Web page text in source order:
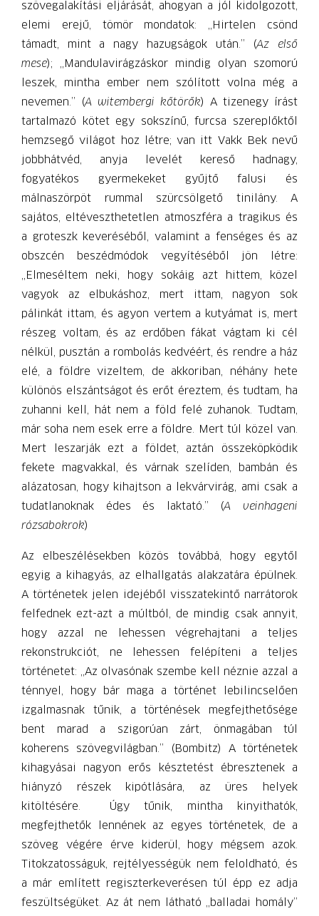
szövegalakítási eljárását, ahogyan a jól kidolgozott,
elemi erejű, tömör mondatok: „Hirtelen csönd
támadt, mint a nagy hazugságok után.” (Az első
mese); „Mandulavirágzáskor mindig olyan szomorú
leszek, mintha ember nem szólított volna még a
nevemen.” (A witembergi kőtörők) A tizenegy írást
tartalmazó kötet egy sokszínű, furcsa szereplőktől
hemzsegő világot hoz létre; van itt Vakk Bek nevű
jobbhátvéd, anyja levelét kereső hadnagy,
fogyatékos gyermekeket gyűjtő falusi és
málnaszörpöt rummal szürcsölgető tinilány. A
sajátos, eltéveszthetetlen atmoszféra a tragikus és
a groteszk keveréséből, valamint a fenséges és az
obszcén beszédmódok vegyítéséből jön létre:
„Elmeséltem neki, hogy sokáig azt hittem, közel
vagyok az elbukáshoz, mert ittam, nagyon sok
pálinkát ittam, és agyon vertem a kutyámat is, mert
részeg voltam, és az erdőben fákat vágtam ki cél
nélkül, pusztán a rombolás kedvéért, és rendre a ház
elé, a földre vizeltem, de akkoriban, néhány hete
különös elszántságot és erőt éreztem, és tudtam, ha
zuhanni kell, hát nem a föld felé zuhanok. Tudtam,
már soha nem esek erre a földre. Mert túl közel van.
Mert leszarják ezt a földet, aztán összeköpködik
fekete magvakkal, és várnak szelíden, bambán és
alázatosan, hogy kihajtson a lekvárvirág, ami csak a
tudatlanoknak édes és laktató.” (A veinhageni
rózsabokrok)
Az elbeszélésekben közös továbbá, hogy egytől
egyig a kihagyás, az elhallgatás alakzatára épülnek.
A történetek jelen idejéből visszatekintő narrátorok
felfednek ezt-azt a múltból, de mindig csak annyit,
hogy azzal ne lehessen végrehajtani a teljes
rekonstrukciót, ne lehessen felépíteni a teljes
történetet: „Az olvasónak szembe kell néznie azzal a
ténnyel, hogy bár maga a történet lebilincselően
izgalmasnak tűnik, a történések megfejthetősége
bent marad a szigorúan zárt, önmagában túl
koherens szövegvilágban.” (Bombitz) A történetek
kihagyásai nagyon erős késztetést ébresztenek a
hiányzó részek kipótlására, az üres helyek
kitöltésére. Úgy tűnik, mintha kinyithatók,
megfejthetők lennének az egyes történetek, de a
szöveg végére érve kiderül, hogy mégsem azok.
Titokzatosságuk, rejtélyességük nem feloldható, és
a már említett regiszterkeverésen túl épp ez adja
feszültségüket. Az át nem látható „balladai homály”